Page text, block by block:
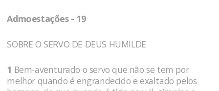
Admoestações - 19
SOBRE O SERVO DE DEUS HUMILDE
1 Bem-aventurado o servo que não se tem por
melhor quando é engrandecido e exaltado pelos